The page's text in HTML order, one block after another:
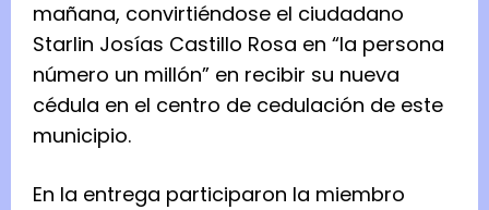
mañana, convirtiéndose el ciudadano
Starlin Josías Castillo Rosa en “la persona
número un millón” en recibir su nueva
cédula en el centro de cedulación de este
municipio.
En la entrega participaron la miembro